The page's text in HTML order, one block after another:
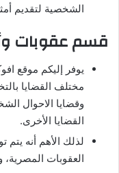
الشخصية لتقديم
قسم عقوبات
يوفر إليكم موقع
مختلف القضايا
وقضايا الاحوال
القضايا الأخرى.
لذلك الأهم أنه
العقوبات المصرية،